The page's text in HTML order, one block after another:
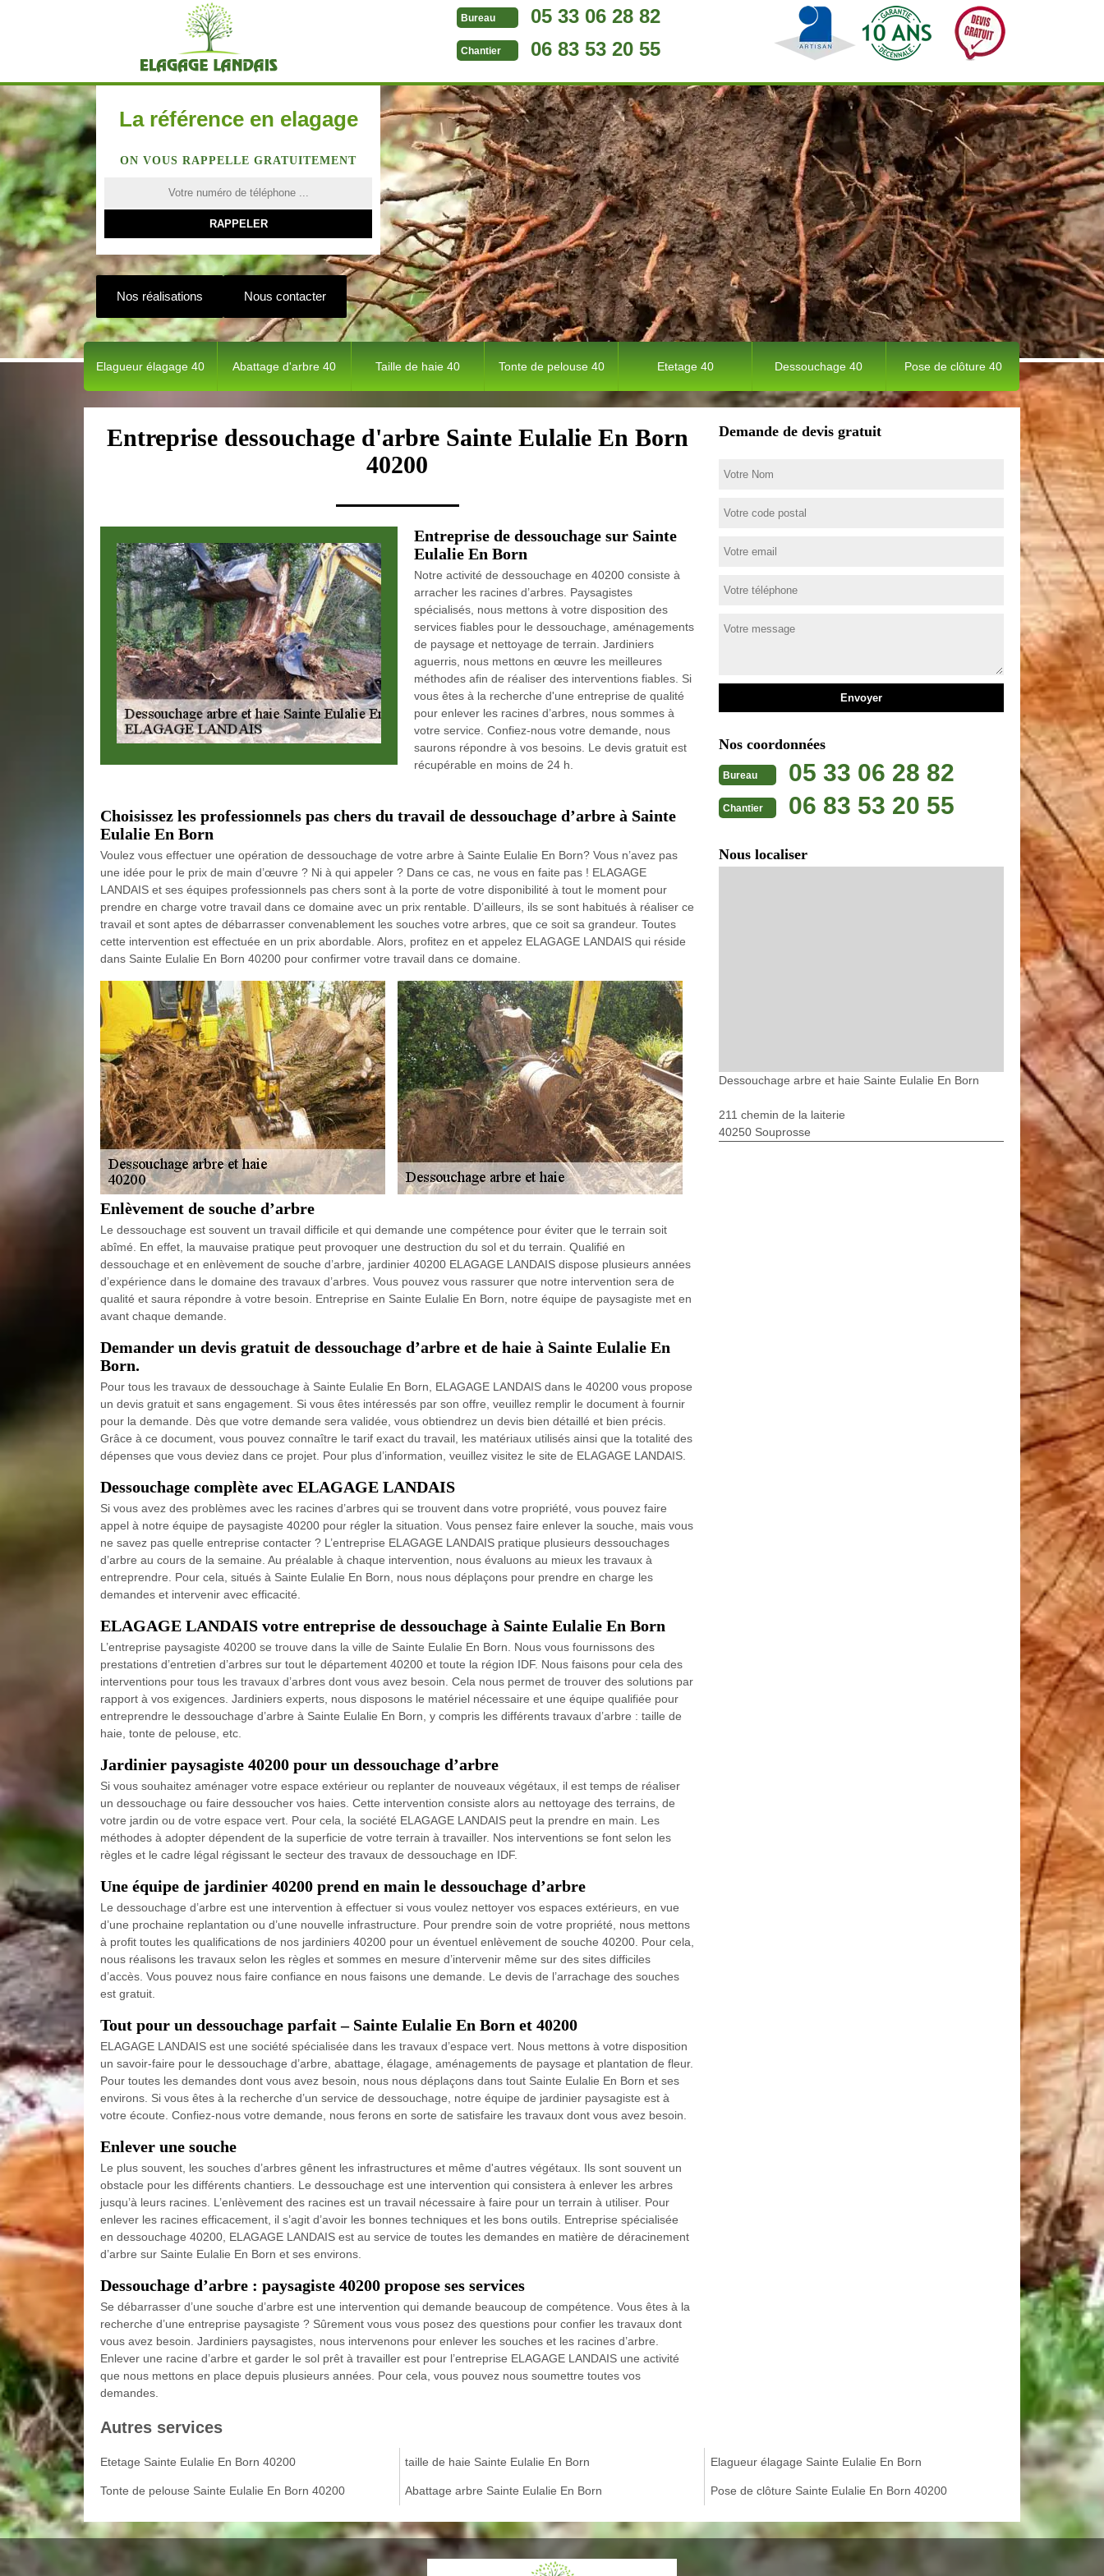
Bureau 05 33 06 28 82
Chantier 06 83 53 20 55
La référence en elagage
ON VOUS RAPPELLE GRATUITEMENT
Nos réalisations Nous contacter
Elagueur élagage 40 Abattage d'arbre 40 Taille de haie 40 Tonte de pelouse 40 Etetage 40 Dessouchage 40 Pose de clôture 40
Entreprise dessouchage d'arbre Sainte Eulalie En Born
40200
Entreprise de dessouchage sur Sainte
Eulalie En Born
Notre activité de dessouchage en 40200 consiste à
arracher les racines d’arbres. Paysagistes
spécialisés, nous mettons à votre disposition des
services fiables pour le dessouchage, aménagements
de paysage et nettoyage de terrain. Jardiniers
aguerris, nous mettons en œuvre les meilleures
méthodes afin de réaliser des interventions fiables. Si
vous êtes à la recherche d'une entreprise de qualité
pour enlever les racines d’arbres, nous sommes à
votre service. Confiez-nous votre demande, nous
saurons répondre à vos besoins. Le devis gratuit est
récupérable en moins de 24 h.
Choisissez les professionnels pas chers du travail de dessouchage d’arbre à Sainte
Eulalie En Born
Voulez vous effectuer une opération de dessouchage de votre arbre à Sainte Eulalie En Born? Vous n’avez pas
une idée pour le prix de main d’œuvre ? Ni à qui appeler ? Dans ce cas, ne vous en faite pas ! ELAGAGE
LANDAIS et ses équipes professionnels pas chers sont à la porte de votre disponibilité à tout le moment pour
prendre en charge votre travail dans ce domaine avec un prix rentable. D’ailleurs, ils se sont habitués à réaliser ce
travail et sont aptes de débarrasser convenablement les souches votre arbres, que ce soit sa grandeur. Toutes
cette intervention est effectuée en un prix abordable. Alors, profitez en et appelez ELAGAGE LANDAIS qui réside
dans Sainte Eulalie En Born 40200 pour confirmer votre travail dans ce domaine.
Enlèvement de souche d’arbre
Le dessouchage est souvent un travail difficile et qui demande une compétence pour éviter que le terrain soit
abîmé. En effet, la mauvaise pratique peut provoquer une destruction du sol et du terrain. Qualifié en
dessouchage et en enlèvement de souche d’arbre, jardinier 40200 ELAGAGE LANDAIS dispose plusieurs années
d’expérience dans le domaine des travaux d’arbres. Vous pouvez vous rassurer que notre intervention sera de
qualité et saura répondre à votre besoin. Entreprise en Sainte Eulalie En Born, notre équipe de paysagiste met en
avant chaque demande.
Demander un devis gratuit de dessouchage d’arbre et de haie à Sainte Eulalie En
Born.
Pour tous les travaux de dessouchage à Sainte Eulalie En Born, ELAGAGE LANDAIS dans le 40200 vous propose
un devis gratuit et sans engagement. Si vous êtes intéressés par son offre, veuillez remplir le document à fournir
pour la demande. Dès que votre demande sera validée, vous obtiendrez un devis bien détaillé et bien précis.
Grâce à ce document, vous pouvez connaître le tarif exact du travail, les matériaux utilisés ainsi que la totalité des
dépenses que vous deviez dans ce projet. Pour plus d’information, veuillez visitez le site de ELAGAGE LANDAIS.
Dessouchage complète avec ELAGAGE LANDAIS
Si vous avez des problèmes avec les racines d’arbres qui se trouvent dans votre propriété, vous pouvez faire
appel à notre équipe de paysagiste 40200 pour régler la situation. Vous pensez faire enlever la souche, mais vous
ne savez pas quelle entreprise contacter ? L’entreprise ELAGAGE LANDAIS pratique plusieurs dessouchages
d’arbre au cours de la semaine. Au préalable à chaque intervention, nous évaluons au mieux les travaux à
entreprendre. Pour cela, situés à Sainte Eulalie En Born, nous nous déplaçons pour prendre en charge les
demandes et intervenir avec efficacité.
ELAGAGE LANDAIS votre entreprise de dessouchage à Sainte Eulalie En Born
L’entreprise paysagiste 40200 se trouve dans la ville de Sainte Eulalie En Born. Nous vous fournissons des
prestations d’entretien d’arbres sur tout le département 40200 et toute la région IDF. Nous faisons pour cela des
interventions pour tous les travaux d’arbres dont vous avez besoin. Cela nous permet de trouver des solutions par
rapport à vos exigences. Jardiniers experts, nous disposons le matériel nécessaire et une équipe qualifiée pour
entreprendre le dessouchage d’arbre à Sainte Eulalie En Born, y compris les différents travaux d’arbre : taille de
haie, tonte de pelouse, etc.
Jardinier paysagiste 40200 pour un dessouchage d’arbre
Si vous souhaitez aménager votre espace extérieur ou replanter de nouveaux végétaux, il est temps de réaliser
un dessouchage ou faire dessoucher vos haies. Cette intervention consiste alors au nettoyage des terrains, de
votre jardin ou de votre espace vert. Pour cela, la société ELAGAGE LANDAIS peut la prendre en main. Les
méthodes à adopter dépendent de la superficie de votre terrain à travailler. Nos interventions se font selon les
règles et le cadre légal régissant le secteur des travaux de dessouchage en IDF.
Une équipe de jardinier 40200 prend en main le dessouchage d’arbre
Le dessouchage d’arbre est une intervention à effectuer si vous voulez nettoyer vos espaces extérieurs, en vue
d’une prochaine replantation ou d’une nouvelle infrastructure. Pour prendre soin de votre propriété, nous mettons
à profit toutes les qualifications de nos jardiniers 40200 pour un éventuel enlèvement de souche 40200. Pour cela,
nous réalisons les travaux selon les règles et sommes en mesure d’intervenir même sur des sites difficiles
d’accès. Vous pouvez nous faire confiance en nous faisons une demande. Le devis de l’arrachage des souches
est gratuit.
Tout pour un dessouchage parfait – Sainte Eulalie En Born et 40200
ELAGAGE LANDAIS est une société spécialisée dans les travaux d’espace vert. Nous mettons à votre disposition
un savoir-faire pour le dessouchage d’arbre, abattage, élagage, aménagements de paysage et plantation de fleur.
Pour toutes les demandes dont vous avez besoin, nous nous déplaçons dans tout Sainte Eulalie En Born et ses
environs. Si vous êtes à la recherche d’un service de dessouchage, notre équipe de jardinier paysagiste est à
votre écoute. Confiez-nous votre demande, nous ferons en sorte de satisfaire les travaux dont vous avez besoin.
Enlever une souche
Le plus souvent, les souches d’arbres gênent les infrastructures et même d'autres végétaux. Ils sont souvent un
obstacle pour les différents chantiers. Le dessouchage est une intervention qui consistera à enlever les arbres
jusqu’à leurs racines. L’enlèvement des racines est un travail nécessaire à faire pour un terrain à utiliser. Pour
enlever les racines efficacement, il s’agit d’avoir les bonnes techniques et les bons outils. Entreprise spécialisée
en dessouchage 40200, ELAGAGE LANDAIS est au service de toutes les demandes en matière de déracinement
d’arbre sur Sainte Eulalie En Born et ses environs.
Dessouchage d’arbre : paysagiste 40200 propose ses services
Se débarrasser d’une souche d’arbre est une intervention qui demande beaucoup de compétence. Vous êtes à la
recherche d’une entreprise paysagiste ? Sûrement vous vous posez des questions pour confier les travaux dont
vous avez besoin. Jardiniers paysagistes, nous intervenons pour enlever les souches et les racines d’arbre.
Enlever une racine d’arbre et garder le sol prêt à travailler est pour l’entreprise ELAGAGE LANDAIS une activité
que nous mettons en place depuis plusieurs années. Pour cela, vous pouvez nous soumettre toutes vos
demandes.
Demande de devis gratuit
Nos coordonnées
Bureau 05 33 06 28 82
Chantier 06 83 53 20 55
Nous localiser
Dessouchage arbre et haie Sainte Eulalie En Born
211 chemin de la laiterie
40250 Souprosse
Autres services
Etetage Sainte Eulalie En Born 40200
Tonte de pelouse Sainte Eulalie En Born 40200
taille de haie Sainte Eulalie En Born
Abattage arbre Sainte Eulalie En Born
Elagueur élagage Sainte Eulalie En Born
Pose de clôture Sainte Eulalie En Born 40200